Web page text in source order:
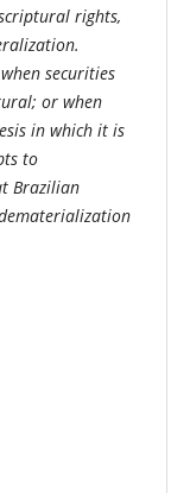
rights,
securities
or when
in which it is
to
Brazilian